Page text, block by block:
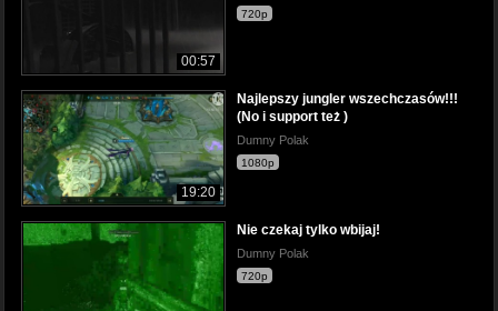
00:57
720p
19:20
Najlepszy jungler wszechczasów!!!
(No i support też )
Dumny Polak
1080p
Nie czekaj tylko wbijaj!
Dumny Polak
720p